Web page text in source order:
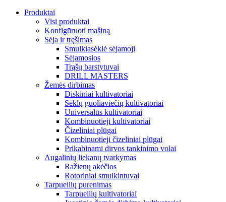
Produktai
Visi produktai
Konfigūruoti mašiną
Sėja ir tręšimas
Smulkiasėklė sėjamoji
Sėjamosios
Trąšų barstytuvai
DRILL MASTERS
Žemės dirbimas
Diskiniai kultivatoriai
Sėklų guoliaviečių kultivatoriai
Universalūs kultivatoriai
Kombinuotieji kultivatoriai
Čizeliniai plūgai
Kombinuotieji čizeliniai plūgai
Prikabinami dirvos tankinimo volai
Augalinių liekanų tvarkymas
Ražienų akėčios
Rotoriniai smulkintuvai
Tarpueilių purenimas
Tarpueilių kultivatoriai